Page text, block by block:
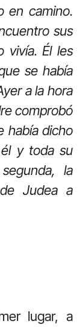
en camino.
sus
vivía. Él les
se había
a la hora
comprobó
había dicho
y toda su
la
Judea a
lugar, a